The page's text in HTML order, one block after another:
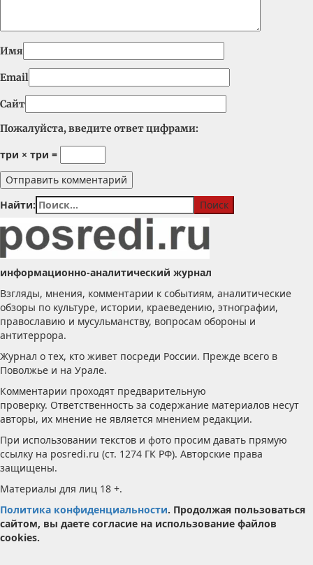
Имя
Email
Сайт
Пожалуйста, введите ответ цифрами:
три × три =
Найти:
информационно-аналитический журнал
Взгляды, мнения, комментарии к событиям, аналитические
обзоры по культуре, истории, краеведению, этнографии,
православию и мусульманству, вопросам обороны и
антитеррора.
Журнал о тех, кто живет посреди России. Прежде всего в
Поволжье и на Урале.
Комментарии проходят предварительную
проверку. Ответственность за содержание материалов несут
авторы, их мнение не является мнением редакции.
При использовании текстов и фото просим давать прямую
ссылку на posredi.ru (ст. 1274 ГК РФ). Авторские права
защищены.
Материалы для лиц 18 +.
Политика конфиденциальности. Продолжая пользоваться
сайтом, вы даете согласие на использование файлов
cookies.